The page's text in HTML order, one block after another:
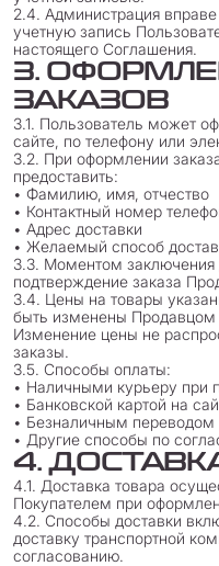
2.4. Администрация
учетную запись
настоящего Соглашения.
3.
ЗАКАЗОВ
3.1. Пользователь может
сайте, по телефону или
3.2. При оформлении
предоставить:
• Фамилию, имя, отчество
• Контактный номер
• Адрес доставки
• Желаемый способ
3.3. Моментом заключения
подтверждение заказа
3.4. Цены на товары
быть изменены Продавцом
Изменение цены не
заказы.
3.5. Способы оплаты:
• Наличными курьеру при
• Банковской картой на
• Безналичным переводом
• Другие способы по
4.
4.1. Доставка товара
Покупателем при
4.2. Способы доставки
доставку транспортной
согласованию.